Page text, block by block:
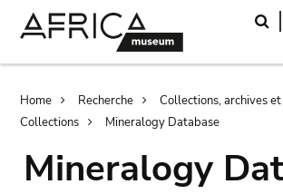
Breadcrumb
Home Recherche
Collections, archives
Collections
Mineralogy Database
Mineralogy